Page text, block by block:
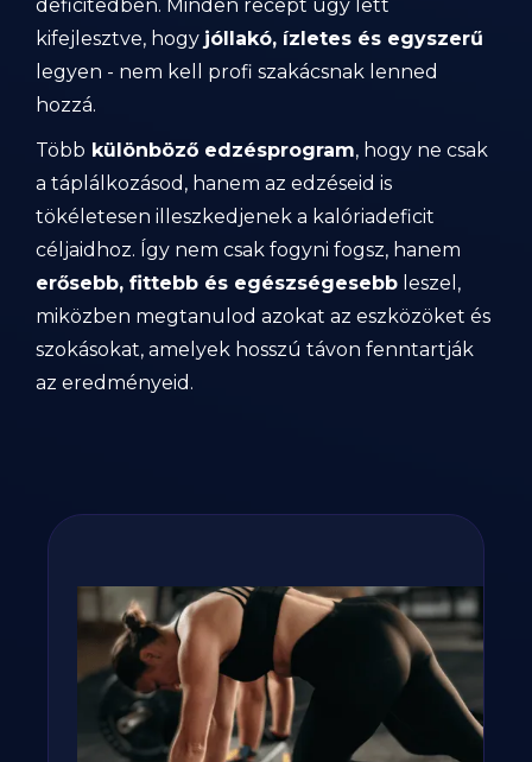
deficitedben. Minden recept úgy lett
kifejlesztve, hogy jóllakó, ízletes és egyszerű
legyen - nem kell profi szakácsnak lenned
hozzá.
Több különböző edzésprogram, hogy ne csak
a táplálkozásod, hanem az edzéseid is
tökéletesen illeszkedjenek a kalóriadeficit
céljaidhoz. Így nem csak fogyni fogsz, hanem
erősebb, fittebb és egészségesebb leszel,
miközben megtanulod azokat az eszközöket és
szokásokat, amelyek hosszú távon fenntartják
az eredményeid.
Fogyj, izmosodj te is a
GetFIT App-al!
Kalória és tápanyag terv, több száz recept,
edzés vár rád appunkban - kattints a